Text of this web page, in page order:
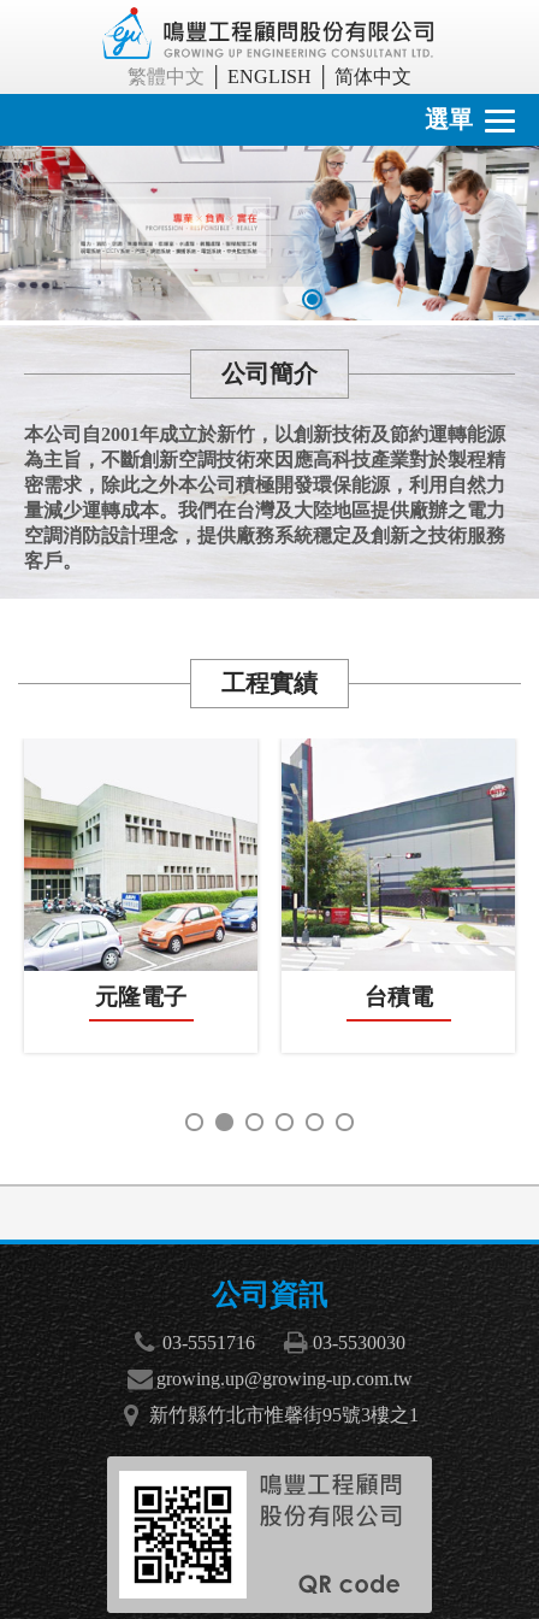
繁體中文 ENGLISH 简体中文
關於我們
服務項目
工程實績
人力資源
聯絡我們
選單
公司簡介
本公司自2001年成立於新竹，以創新技術及節約運轉能源
為主旨，不斷創新空調技術來因應高科技產業對於製程精
密需求，除此之外本公司積極開發環保能源，利用自然力
量減少運轉成本。我們在台灣及大陸地區提供廠辦之電力
空調消防設計理念，提供廠務系統穩定及創新之技術服務
客戶。
工程實績
元隆電子 台積電
公司資訊
03-5551716
03-5530030
growing.up@growing-up.com.tw
新竹縣竹北市惟馨街95號3樓之1